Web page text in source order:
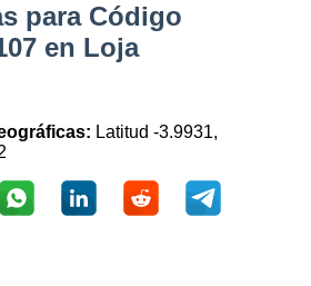
para Código
en Loja
Latitud -3.9931,